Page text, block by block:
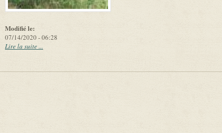
Modifié le:
07/14/2020 - 06:28
Lire la suite ...